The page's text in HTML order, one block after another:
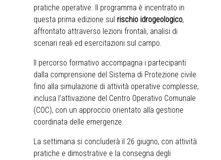
pratiche operative. Il programma è incentrato in
questa prima edizione sul rischio idrogeologico,
affrontato attraverso lezioni frontali, analisi di
scenari reali ed esercitazioni sul campo.
Il percorso formativo accompagna i partecipanti
dalla comprensione del Sistema di Protezione civile
fino alla simulazione di attività operative complesse,
inclusa l’attivazione del Centro Operativo Comunale
(COC), con un approccio orientato alla gestione
coordinata delle emergenze.
La settimana si concluderà il 26 giugno, con attività
pratiche e dimostrative e la consegna degli